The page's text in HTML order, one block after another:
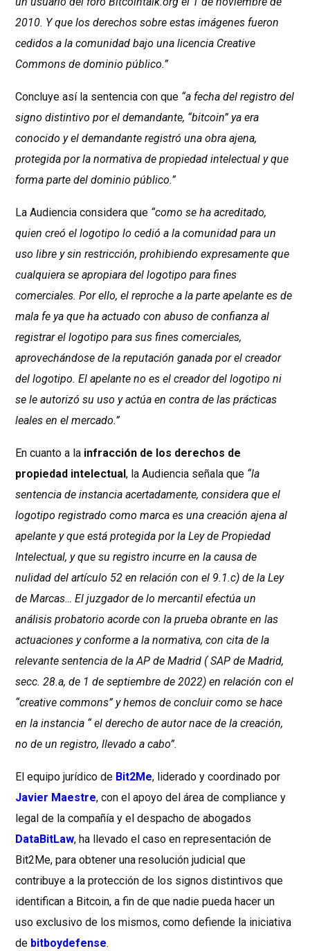
2010. Y que los derechos sobre estas imágenes fueron
cedidos a la comunidad bajo una licencia Creative
Commons de dominio público.”
Concluye así la sentencia con que “a fecha del registro del
signo distintivo por el demandante, “bitcoin” ya era
conocido y el demandante registró una obra ajena,
protegida por la normativa de propiedad intelectual y que
forma parte del dominio público.”
La Audiencia considera que “como se ha acreditado,
quien creó el logotipo lo cedió a la comunidad para un
uso libre y sin restricción, prohibiendo expresamente que
cualquiera se apropiara del logotipo para fines
comerciales. Por ello, el reproche a la parte apelante es de
mala fe ya que ha actuado con abuso de confianza al
registrar el logotipo para sus fines comerciales,
aprovechándose de la reputación ganada por el creador
del logotipo. El apelante no es el creador del logotipo ni
se le autorizó su uso y actúa en contra de las prácticas
leales en el mercado.”
En cuanto a la infracción de los derechos de
propiedad intelectual, la Audiencia señala que “la
sentencia de instancia acertadamente, considera que el
logotipo registrado como marca es una creación ajena al
apelante y que está protegida por la Ley de Propiedad
Intelectual, y que su registro incurre en la causa de
nulidad del artículo 52 en relación con el 9.1.c) de la Ley
de Marcas… El juzgador de lo mercantil efectúa un
análisis probatorio acorde con la prueba obrante en las
actuaciones y conforme a la normativa, con cita de la
relevante sentencia de la AP de Madrid ( SAP de Madrid,
secc. 28.a, de 1 de septiembre de 2022) en relación con el
“creative commons” y hemos de concluir como se hace
en la instancia “ el derecho de autor nace de la creación,
no de un registro, llevado a cabo”.
El equipo jurídico de Bit2Me, liderado y coordinado por
Javier Maestre, con el apoyo del área de compliance y
legal de la compañía y el despacho de abogados
DataBitLaw, ha llevado el caso en representación de
Bit2Me, para obtener una resolución judicial que
contribuye a la protección de los signos distintivos que
identifican a Bitcoin, a fin de que nadie pueda hacer un
uso exclusivo de los mismos, como defiende la iniciativa
de bitboydefense.